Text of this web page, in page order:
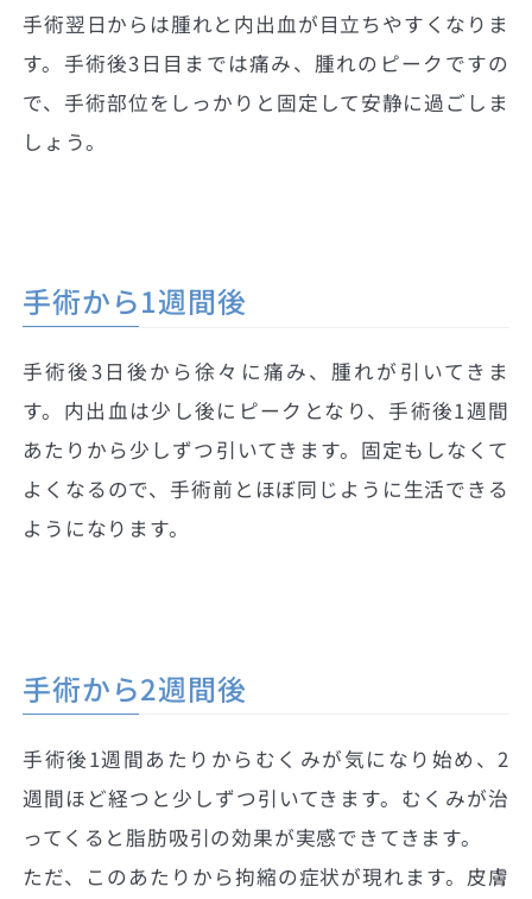
手術翌日からは腫れと内出血が目立ちやすくなりま
す。手術後3日目までは痛み、腫れのピークですの
で、手術部位をしっかりと固定して安静に過ごしま
しょう。
手術から1週間後
手術後3日後から徐々に痛み、腫れが引いてきま
す。内出血は少し後にピークとなり、手術後1週間
あたりから少しずつ引いてきます。固定もしなくて
よくなるので、手術前とほぼ同じように生活できる
ようになります。
手術から2週間後
手術後1週間あたりからむくみが気になり始め、2
週間ほど経つと少しずつ引いてきます。むくみが治
ってくると脂肪吸引の効果が実感できてきます。
ただ、このあたりから拘縮の症状が現れます。皮膚